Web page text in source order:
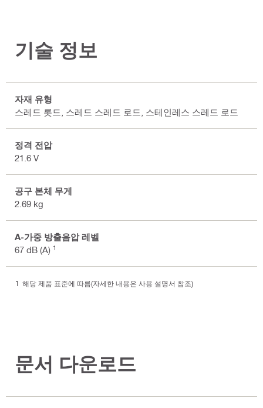
기술 정보
자재 유형
스레드 롯드, 스레드 스레드 로드, 스테인레스 스레드 로드
정격 전압
21.6 V
공구 본체 무게
2.69 kg
A-가중 방출음압 레벨
67 dB (A) 1
해당 제품 표준에 따름(자세한 내용은 사용 설명서 참조)
문서 다운로드